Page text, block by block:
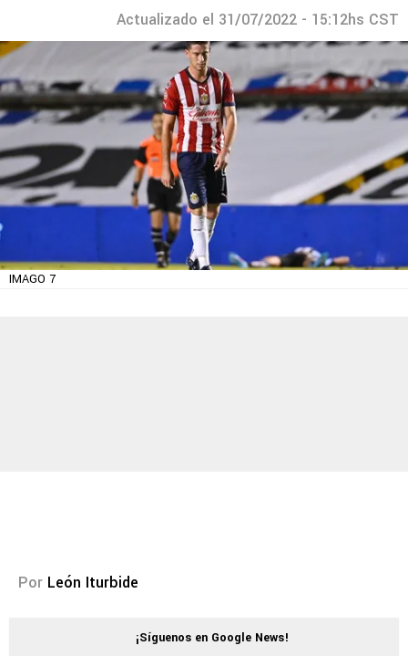
Actualizado el 31/07/2022 - 15:12hs CST
IMAGO 7
Por León Iturbide
¡Síguenos en Google News!